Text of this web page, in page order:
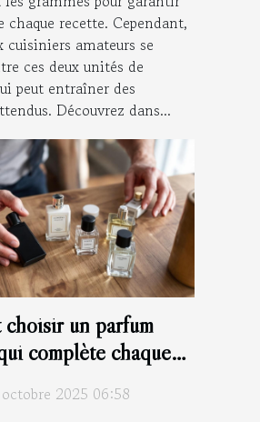
chaque recette. Cependant,
cuisiniers amateurs se
ces deux unités de
peut entraîner des
Découvrez dans...
choisir un parfum
complète chaque
2025 06:58